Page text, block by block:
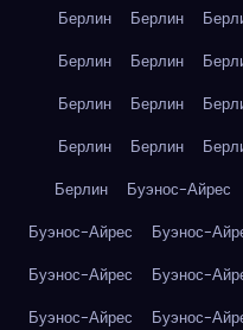
Берлин Берлин
Берлин
Берлин
Берлин
Берлин
Берлин
Берлин
Берлин
Буэнос-Айрес
Буэнос-Айрес
Буэнос-
Буэнос-Айрес
Буэнос-
Буэнос-Айрес
Буэнос-